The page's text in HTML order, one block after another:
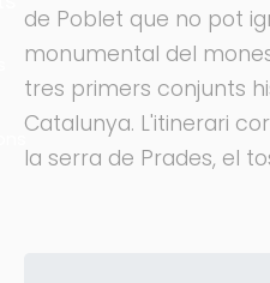
de Poblet que no pot
monumental del
tres primers conjunts
Catalunya. L'itinerari
la serra de Prades, el